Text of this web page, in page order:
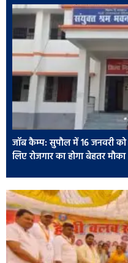
जॉब कैम्प: सुपौल में 16 जनवरी
लिए रोजगार का होगा बेहतर मौका